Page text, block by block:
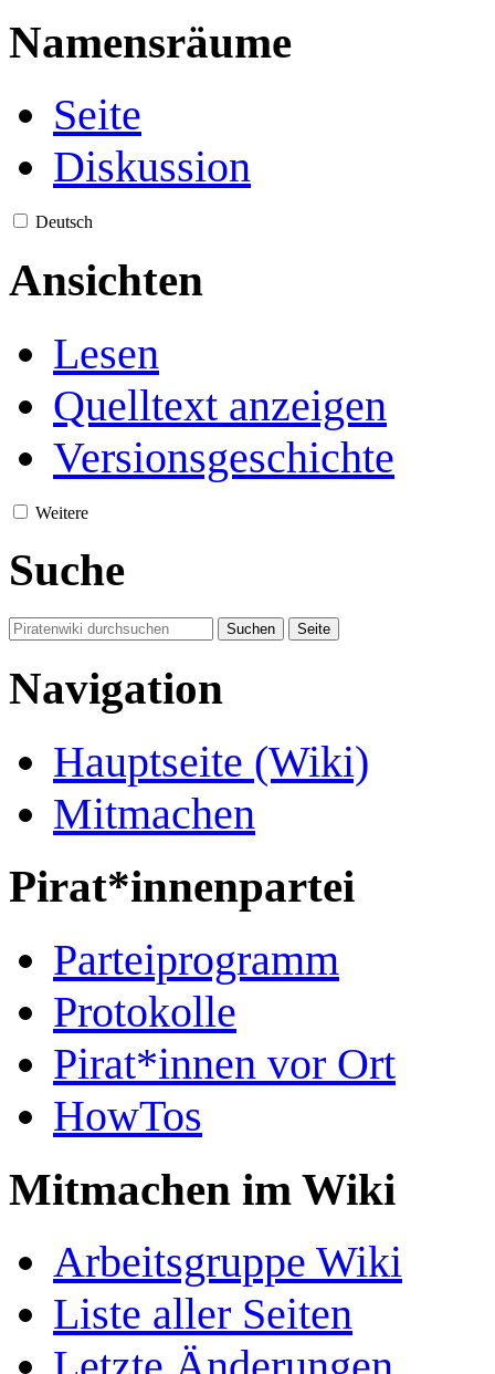
Namensräume
Seite
Diskussion
Deutsch
Ansichten
Lesen
Quelltext anzeigen
Versionsgeschichte
Weitere
Suche
Navigation
Hauptseite (Wiki)
Mitmachen
Pirat*innenpartei
Parteiprogramm
Protokolle
Pirat*innen vor Ort
HowTos
Mitmachen im Wiki
Arbeitsgruppe Wiki
Liste aller Seiten